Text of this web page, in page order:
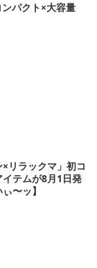
パクト×大容量
×リラックマ」初コ
テムが8月1日発
〜ッ】